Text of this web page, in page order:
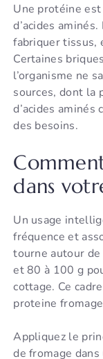
Une protéine
d’acides
fabriquer tissus,
Certaines
l’organisme ne
sources, dont la
d’acides
des besoins.
dans
Un usage
fréquence et
tourne autour de
et 80 à 100 g
cottage. Ce
proteine
Appliquez le
de fromage